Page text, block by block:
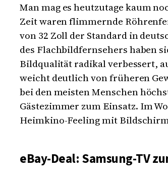
Man mag es heutzutage kaum
Zeit waren flimmernde
von 32 Zoll der Standard in
des Flachbildfernsehers haben
Bildqualität radikal verbessert,
weicht deutlich von früheren
bei den meisten Menschen
Gästezimmer zum Einsatz. Im
Heimkino-Feeling mit
eBay-Deal: Samsung-TV